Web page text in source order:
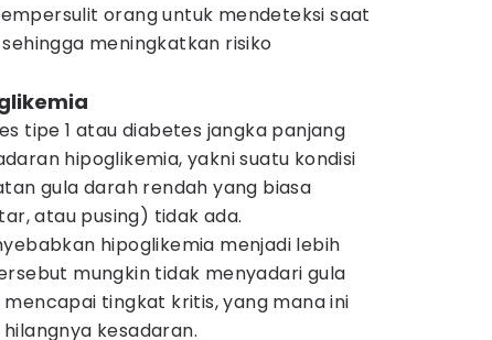
orang untuk mendeteksi saat
meningkatkan risiko
tipe 1 atau diabetes jangka panjang
hipoglikemia, yakni suatu kondisi
gula darah rendah yang biasa
atau pusing) tidak ada.
hipoglikemia menjadi lebih
mungkin tidak menyadari gula
tingkat kritis, yang mana ini
kesadaran.